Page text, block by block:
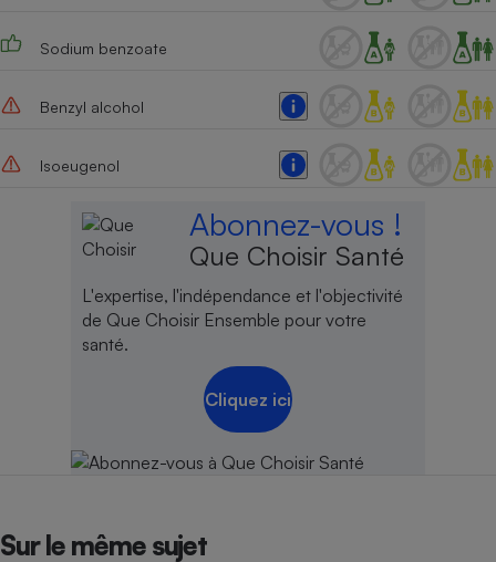
Sodium benzoate
Benzyl alcohol
Isoeugenol
Abonnez-vous !
Que Choisir Santé
L'expertise, l'indépendance et l'objectivité
de Que Choisir Ensemble pour votre
santé.
Cliquez ici
Sur le même sujet